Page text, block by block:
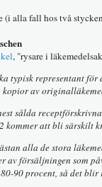
(i alla fall hos två
, "rysare i
typisk representant
av
sålda
kommer att bli särskilt
alla de stora
av försäljningen som
80-90 procent, så det